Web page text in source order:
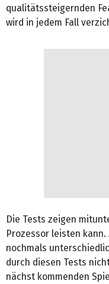
qualitätssteigernden
wird in jedem Fall
Die Tests zeigen
Prozessor leisten
nochmals
durch diesen Tests
nächst kommenden